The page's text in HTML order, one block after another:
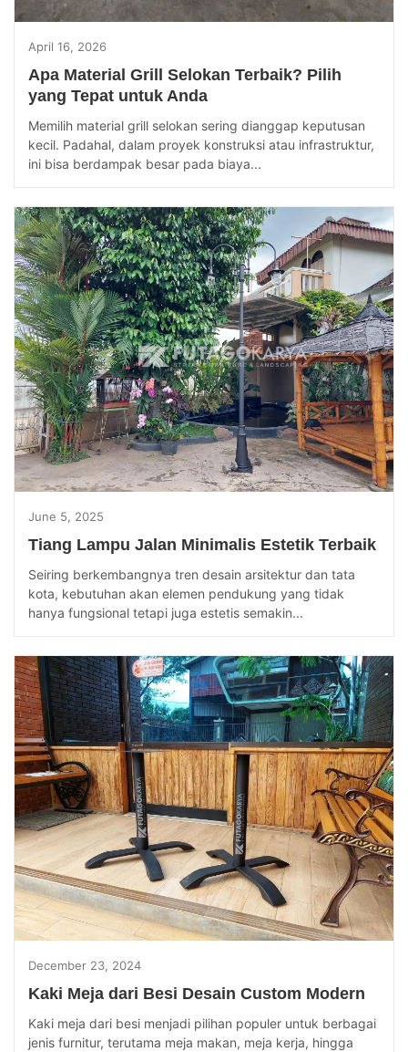
April 16, 2026
Apa Material Grill Selokan Terbaik? Pilih
yang Tepat untuk Anda
Memilih material grill selokan sering dianggap keputusan
kecil. Padahal, dalam proyek konstruksi atau infrastruktur,
ini bisa berdampak besar pada biaya...
June 5, 2025
Tiang Lampu Jalan Minimalis Estetik Terbaik
Seiring berkembangnya tren desain arsitektur dan tata
kota, kebutuhan akan elemen pendukung yang tidak
hanya fungsional tetapi juga estetis semakin...
December 23, 2024
Kaki Meja dari Besi Desain Custom Modern
Kaki meja dari besi menjadi pilihan populer untuk berbagai
jenis furnitur, terutama meja makan, meja kerja, hingga